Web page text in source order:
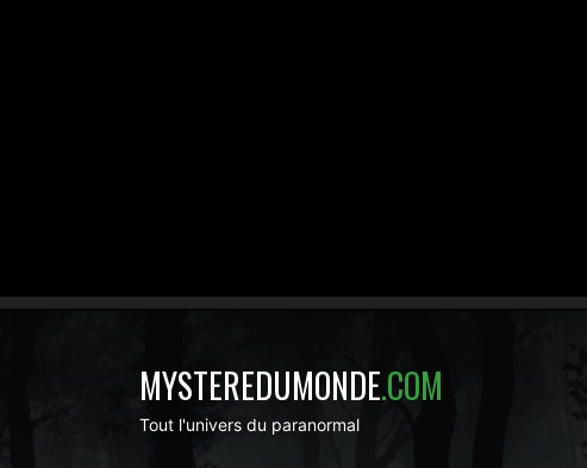
MYSTEREDUMONDE.COM
Tout l'univers du paranormal